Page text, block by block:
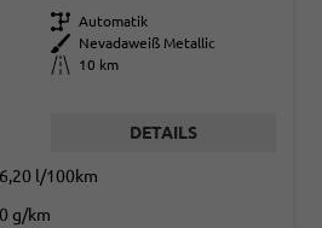
Getriebe Automatik
Außenfarbe
Nevadaweiß Metallic
Kilometerstand
10 km
DETAILS
6,20 l/100km
g/km